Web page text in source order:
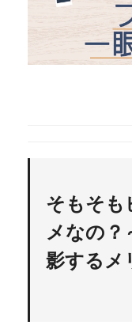
そもそも
メなの？
影するメ